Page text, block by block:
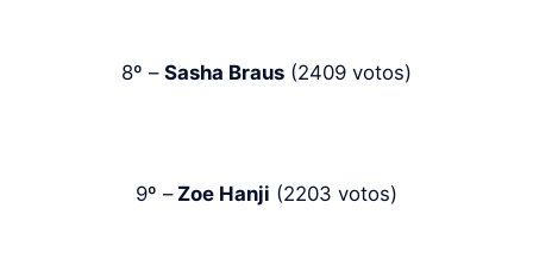
8º – Sasha Braus (2409 votos)
9º –Zoe Hanji (2203 votos)